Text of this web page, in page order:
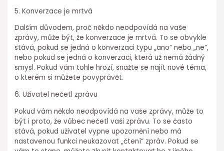
5. Konverzace je mrtvá
Dalším důvodem, proč někdo neodpovídá na vaše
zprávy, může být, že konverzace je mrtvá. To se obvykle
stává, pokud se jedná o konverzaci typu „ano“ nebo „ne“,
nebo pokud se jedná o konverzaci, která už nemá žádný
smysl. Pokud vám tohle hrozí, snažte se najít nové téma,
o kterém si můžete povyprávět.
6. Uživatel nečetl zprávu
Pokud vám někdo neodpovídá na vaše zprávy, může to
být i proto, že vůbec nečetl vaši zprávu. To se často
stává, pokud uživatel vypne upozornění nebo má
nastavenou funkci neukazovat „čtení“ zpráv. Pokud se